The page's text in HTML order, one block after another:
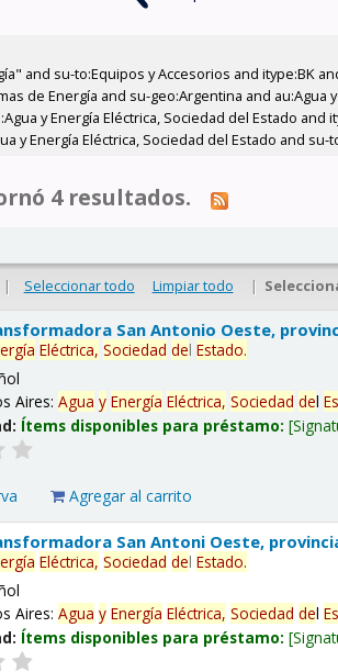
and su-to:Equipos y Accesorios and itype:BK
de Energía and su-geo:Argentina and au:Agua
y Energía Eléctrica, Sociedad del Estado
y Energía Eléctrica, Sociedad del Estado and
4 resultados.
| Seleccionar todo Limpiar todo |
San Antonio Oeste,
Eléctrica, Sociedad delEstado.
Aires:Agua y Energía Eléctrica, Sociedad del
Ítems disponibles para préstamo:
Agregar al carrito
San Antoni Oeste,
Eléctrica, Sociedad delEstado.
Aires:Agua y Energía Eléctrica, Sociedad del
Ítems disponibles para préstamo: